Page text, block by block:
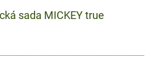
sada MICKEY true